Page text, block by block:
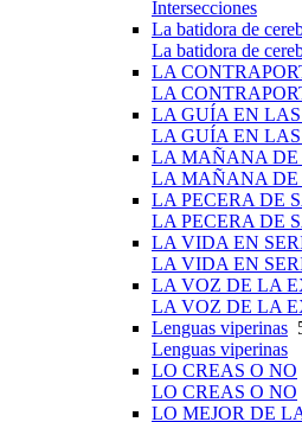
Intersecciones
La batidora de
La batidora de
LA
LA
LA GUÍA EN
LA GUÍA EN
LA MAÑANA DE
LA MAÑANA DE
LA PECERA DE
LA PECERA DE
LA VIDA EN
LA VIDA EN
LA VOZ DE LA
LA VOZ DE LA
Lenguas viperinas
Lenguas viperinas
LO CREAS O NO
LO CREAS O NO
LO MEJOR DE